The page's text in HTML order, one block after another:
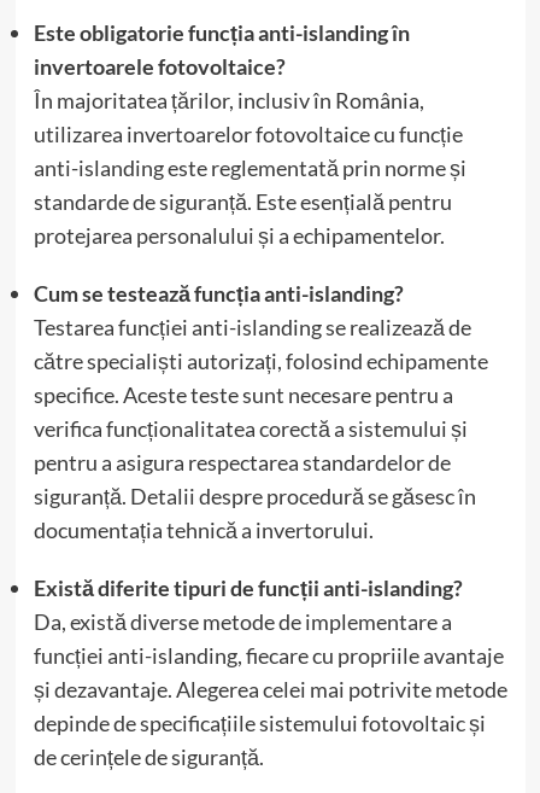
Este obligatorie funcția anti-islanding în
invertoarele fotovoltaice?
În majoritatea țărilor, inclusiv în România,
utilizarea invertoarelor fotovoltaice cu funcție
anti-islanding este reglementată prin norme și
standarde de siguranță. Este esențială pentru
protejarea personalului și a echipamentelor.
Cum se testează funcția anti-islanding?
Testarea funcției anti-islanding se realizează de
către specialiști autorizați, folosind echipamente
specifice. Aceste teste sunt necesare pentru a
verifica funcționalitatea corectă a sistemului și
pentru a asigura respectarea standardelor de
siguranță. Detalii despre procedură se găsesc în
documentația tehnică a invertorului.
Există diferite tipuri de funcții anti-islanding?
Da, există diverse metode de implementare a
funcției anti-islanding, fiecare cu propriile avantaje
și dezavantaje. Alegerea celei mai potrivite metode
depinde de specificațiile sistemului fotovoltaic și
de cerințele de siguranță.